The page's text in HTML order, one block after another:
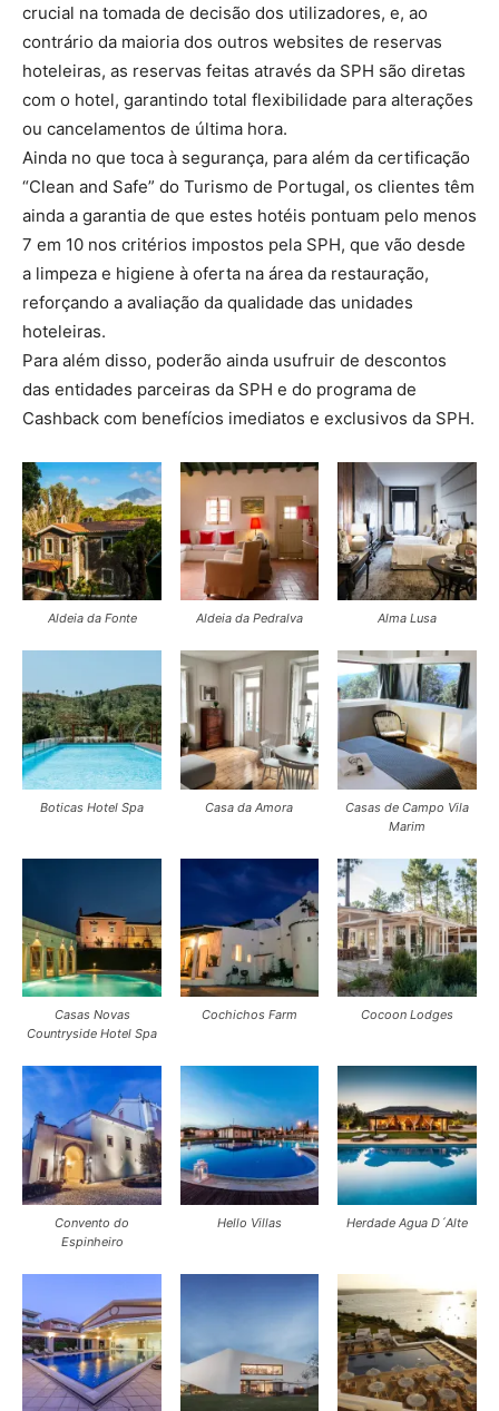
crucial na tomada de decisão dos utilizadores, e, ao
contrário da maioria dos outros websites de reservas
hoteleiras, as reservas feitas através da SPH são diretas
com o hotel, garantindo total flexibilidade para alterações
ou cancelamentos de última hora.
Ainda no que toca à segurança, para além da certificação
“Clean and Safe” do Turismo de Portugal, os clientes têm
ainda a garantia de que estes hotéis pontuam pelo menos
7 em 10 nos critérios impostos pela SPH, que vão desde
a limpeza e higiene à oferta na área da restauração,
reforçando a avaliação da qualidade das unidades
hoteleiras.
Para além disso, poderão ainda usufruir de descontos
das entidades parceiras da SPH e do programa de
Cashback com benefícios imediatos e exclusivos da SPH.
Aldeia da Fonte Aldeia da Pedralva Alma Lusa
Boticas Hotel Spa Casa da Amora
Casas de Campo Vila
Marim
Casas Novas
Countryside Hotel Spa
Cochichos Farm Cocoon Lodges
Convento do
Espinheiro
Hello Villas Herdade Agua D´Alte